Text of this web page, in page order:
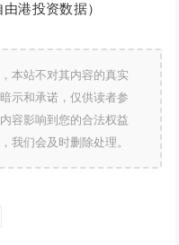
港投资数据）
本站不对其内容的真实
示和承诺，仅供读者参
容影响到您的合法权益
我们会及时删除处理。